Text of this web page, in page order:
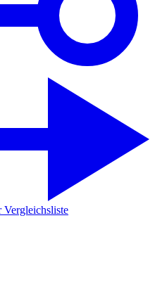
Vergleichsliste